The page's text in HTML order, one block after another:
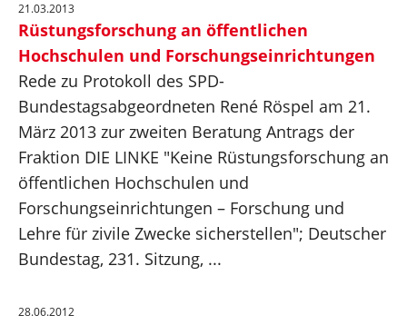
Facebook
21.03.2013
Rüstungsforschung an öffentlichen
Hochschulen und Forschungseinrichtungen
Rede zu Protokoll des SPD-
Bundestagsabgeordneten René Röspel am 21.
März 2013 zur zweiten Beratung Antrags der
Fraktion DIE LINKE "Keine Rüstungsforschung an
öffentlichen Hochschulen und
Forschungseinrichtungen – Forschung und
Lehre für zivile Zwecke sicherstellen"; Deutscher
Bundestag, 231. Sitzung, ...
28.06.2012